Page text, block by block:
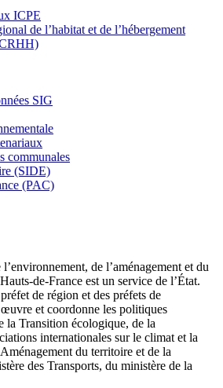
ICPE
de l’habitat et de l’hébergement
SIG
communales
(SIDE)
(PAC)
de l’aménagement et du
de-France est un service de l’État.
de région et des préfets de
et coordonne les politiques
la Transition écologique, de la
internationales sur le climat et la
du territoire et de la
des Transports, du ministère de la